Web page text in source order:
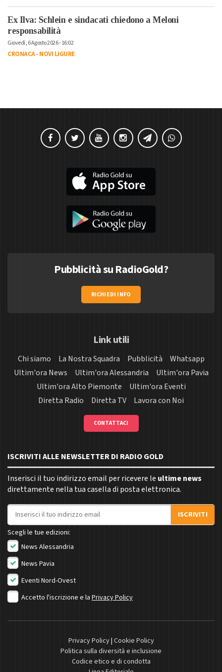
Ex Ilva: Schlein e sindacati chiedono a Meloni
responsabilità
Giovedì, 6 Agosto 2026 - 16:02
CRONACA-NOVI LIGURE
Pubblicità su RadioGold?
RICHIEDI INFO
Link utili
Chi siamo La Nostra Squadra Pubblicità
Whatsapp
Ultim'ora News
Ultim'ora Alessandria
Ultim'ora Pavia
Ultim'ora Alto Piemonte
Ultim'ora Eventi
Diretta Radio
Diretta TV Lavora con Noi
CONTATTACI
ISCRIVITI ALLE NEWSLETTER DI RADIO GOLD
Inserisci il tuo indirizzo email per ricevere le ultime news
direttamente nella tua casella di posta elettronica.
Indirizzo email
ISCRIVITI
Scegli le tue edizioni:
News Alessandria
News Pavia
Eventi Nord-Ovest
Accetto l'iscrizione e la Privacy Policy
Privacy Policy| Cookie Policy
Politica sulla diversità e inclusione
Codice etico e di condotta